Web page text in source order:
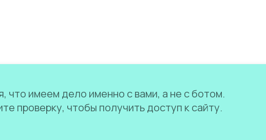
что имеем дело именно с вами, а не с ботом.
проверку, чтобы получить доступ к сайту.